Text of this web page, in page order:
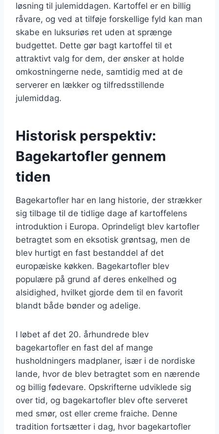
løsning til julemiddagen. Kartoffel er en billig
råvare, og ved at tilføje forskellige fyld kan man
skabe en luksuriøs ret uden at sprænge
budgettet. Dette gør bagt kartoffel til et
attraktivt valg for dem, der ønsker at holde
omkostningerne nede, samtidig med at de
serverer en lækker og tilfredsstillende
julemiddag.
Historisk perspektiv:
Bagekartofler gennem
tiden
Bagekartofler har en lang historie, der strækker
sig tilbage til de tidlige dage af kartoffelens
introduktion i Europa. Oprindeligt blev kartofler
betragtet som en eksotisk grøntsag, men de
blev hurtigt en fast bestanddel af det
europæiske køkken. Bagekartofler blev
populære på grund af deres enkelhed og
alsidighed, hvilket gjorde dem til en favorit
blandt både bønder og adelige.
I løbet af det 20. århundrede blev
bagekartofler en fast del af mange
husholdningers madplaner, især i de nordiske
lande, hvor de blev betragtet som en nærende
og billig fødevare. Opskrifterne udviklede sig
over tid, og bagekartofler blev ofte serveret
med smør, ost eller creme fraiche. Denne
tradition fortsætter i dag, hvor bagekartofler